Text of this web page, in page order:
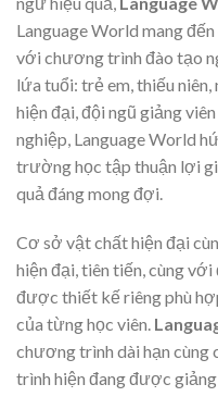
Language World mang
với chương trình đào tạo
lứa tuổi: trẻ em, thiếu
hiện đại, đội ngũ giảng
nghiệp, Language World
trường học tập thuận lợi
quả đáng mong đợi.
Cơ sở vật chất hiện đại
hiện đại, tiên tiến, cùng
được thiết kế riêng phù
của từng học viên.
chương trình dài hạn cùng
trình hiện đang được